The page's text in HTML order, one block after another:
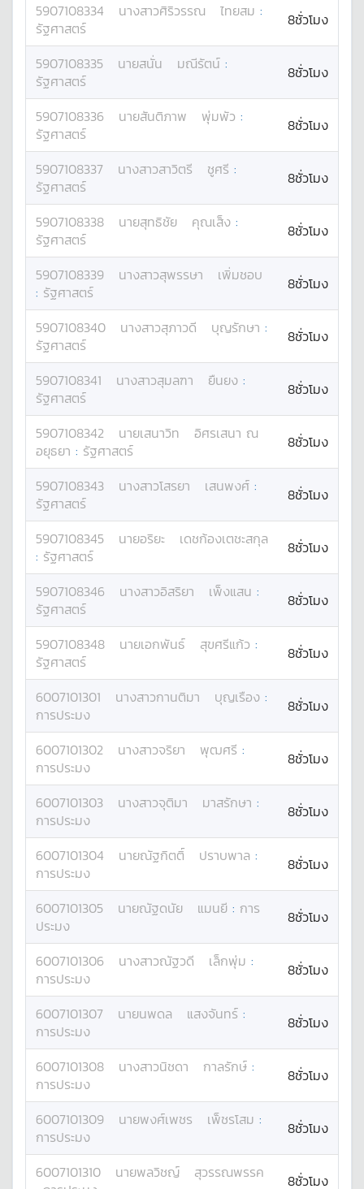
5907108334 นางสาวศิริวรรณ ไทยสม :
รัฐศาสตร์
8ชั่วโมง
5907108335 นายสนั่น มณีรัตน์ :
รัฐศาสตร์
8ชั่วโมง
5907108336 นายสันติภาพ พุ่มพัว :
รัฐศาสตร์
8ชั่วโมง
5907108337 นางสาวสาวิตรี ชูศรี :
รัฐศาสตร์
8ชั่วโมง
5907108338 นายสุทธิชัย คุณเส็ง :
รัฐศาสตร์
8ชั่วโมง
5907108339 นางสาวสุพรรษา
เพิ่มชอบ
: รัฐศาสตร์ 8ชั่วโมง
5907108340 นางสาวสุภาวดี บุญรักษา :
รัฐศาสตร์
8ชั่วโมง
5907108341 นางสาวสุมลฑา ยืนยง :
รัฐศาสตร์
8ชั่วโมง
5907108342 นายเสนาวิท
อิศรเสนา ณ
อยุธยา : รัฐศาสตร์ 8ชั่วโมง
5907108343 นางสาวโสรยา เสนพงศ์ :
รัฐศาสตร์
8ชั่วโมง
5907108345 นายอริยะ
เดชก้องเตชะสกุล
: รัฐศาสตร์ 8ชั่วโมง
5907108346 นางสาวอิสริยา เพ็งแสน :
รัฐศาสตร์
8ชั่วโมง
5907108348 นายเอกพันธ์ สุขศรีแก้ว :
รัฐศาสตร์
8ชั่วโมง
6007101301 นางสาวกานติมา บุญเรือง :
การประมง
8ชั่วโมง
6007101302 นางสาวจริยา พุฒศรี :
การประมง
8ชั่วโมง
6007101303 นางสาวจุติมา มาสรักษา :
การประมง
8ชั่วโมง
6007101304 นายณัฐกิตติ์ ปราบพาล :
การประมง
8ชั่วโมง
6007101305 นายณัฐดนัย แมนยี : การ
ประมง
8ชั่วโมง
6007101306 นางสาวณัฐวดี เล็กพุ่ม :
การประมง
8ชั่วโมง
6007101307 นายนพดล แสงจันทร์ :
การประมง
8ชั่วโมง
6007101308 นางสาวนิชดา กาลรักษ์ :
การประมง
8ชั่วโมง
6007101309 นายพงศ์เพชร เพ็ชรโสม :
การประมง
8ชั่วโมง
6007101310 นายพลวิชญ์
สุวรรณพรรค
8ชั่วโมง